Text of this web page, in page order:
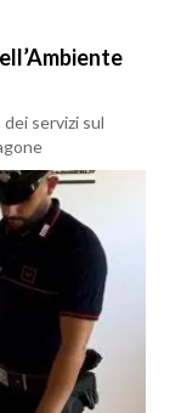
servizi sul